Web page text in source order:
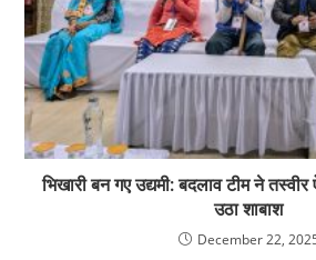
भिखारी बन गए उद्यमी: बदलाव टीम ने
उठा शाबाश
December 22,